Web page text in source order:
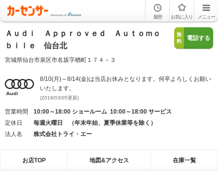
履歴 お気に入り メニュー
Ａｕｄｉ Ａｐｐｒｏｖｅｄ Ａｕｔｏｍｏ
ｂｉｌｅ 仙台北
宮城県仙台市泉区市名坂字楢町１７４－３
無
料
電話する
8/10(月)～8/14(金)は当店お休みとなります。何卒よろしくお願い
いたします。
(2019/03/05更新)
営業時間
10:00～18:00 ショールーム 10:00～18:00 サービス
定休日
毎週火曜日 （年末年始、夏季休業等を除く）
法人名
株式会社トライ・エー
お店TOP 地図&アクセス 在庫一覧